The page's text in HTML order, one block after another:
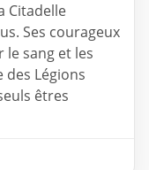
Citadelle
Ses courageux
le sang et les
des Légions
êtres